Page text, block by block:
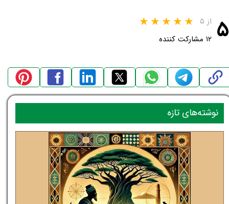
۵ از ۵
۱۲ مشارکت کننده
نوشته‌های تازه